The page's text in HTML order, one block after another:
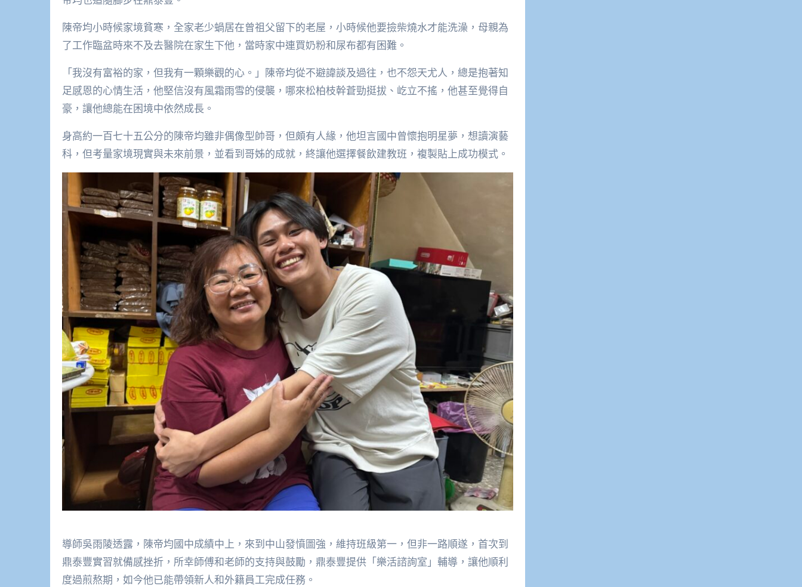
陳帝均小時候家境貧寒，全家老少蝸居在曾祖父留下的老屋，小時候他要撿柴燒水才能洗澡，母親為
了工作臨盆時來不及去醫院在家生下他，當時家中連買奶粉和尿布都有困難。
「我沒有富裕的家，但我有一顆樂觀的心。」陳帝均從不避諱談及過往，也不怨天尤人，總是抱著知
足感恩的心情生活，他堅信沒有風霜雨雪的侵襲，哪來松柏枝幹蒼勁挺拔、屹立不搖，他甚至覺得自
豪，讓他總能在困境中依然成長。
身高約一百七十五公分的陳帝均雖非偶像型帥哥，但頗有人緣，他坦言國中曾懷抱明星夢，想讀演藝
科，但考量家境現實與未來前景，並看到哥姊的成就，終讓他選擇餐飲建教班，複製貼上成功模式。
導師吳雨陵透露，陳帝均國中成績中上，來到中山發憤圖強，維持班級第一，但非一路順遂，首次到
鼎泰豐實習就備感挫折，所幸師傅和老師的支持與鼓勵，鼎泰豐提供「樂活諮詢室」輔導，讓他順利
度過煎熬期，如今他已能帶領新人和外籍員工完成任務。